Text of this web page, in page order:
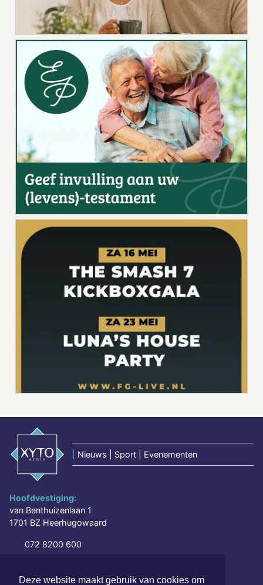
Deze website maakt gebruik van cookies om
Nieuws | Sport | Evenementen
Hoofdvestiging:
van Benthuizenlaan 1
1701 BZ Heerhugowaard
072 8200 600